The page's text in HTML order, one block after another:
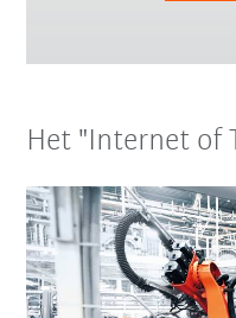
Het "Internet of